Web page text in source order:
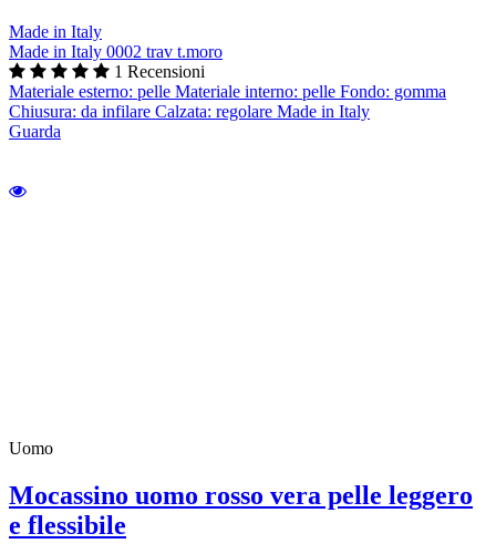
Made in Italy
Made in Italy 0002 trav t.moro
1 Recensioni
Materiale esterno: pelle Materiale interno: pelle Fondo: gomma
Chiusura: da infilare Calzata: regolare Made in Italy
Guarda
Uomo
Mocassino uomo rosso vera pelle leggero
e flessibile